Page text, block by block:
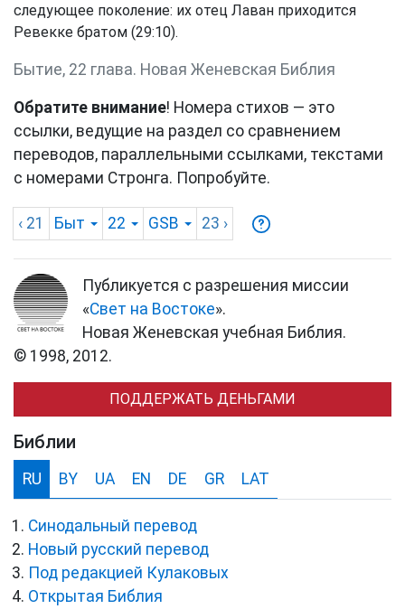
следующее поколение: их отец Лаван приходится
Ревекке братом (29:10).
Бытие, 22 глава. Новая Женевская Библия
Обратите внимание! Номера стихов — это
ссылки, ведущие на раздел со сравнением
переводов, параллельными ссылками, текстами
с номерами Стронга. Попробуйте.
‹ 21 Быт 22 GSB 23 ›
Публикуется с разрешения миссии
«Свет на Востоке».
Новая Женевская учебная Библия.
© 1998, 2012.
ПОДДЕРЖАТЬ ДЕНЬГАМИ
Библии
RU BY UA EN DE GR LAT
Синодальный перевод
Новый русский перевод
Под редакцией Кулаковых
Открытая Библия